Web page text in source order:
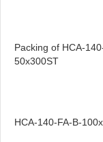
Packing of HCA-
50x300ST
HCA-140-FA-B-